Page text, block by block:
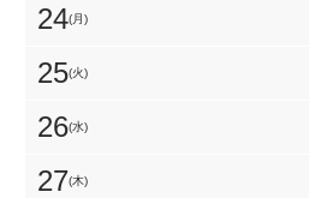
24(月)
25(火)
26(水)
27(木)